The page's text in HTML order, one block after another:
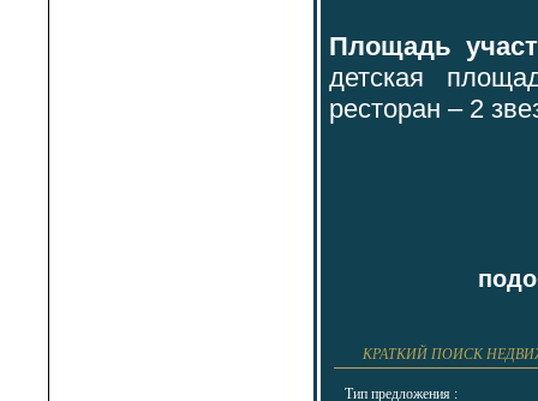
Площадь
детская
ресторан – 2
КРАТКИЙ ПОИСК
Тип предложения :